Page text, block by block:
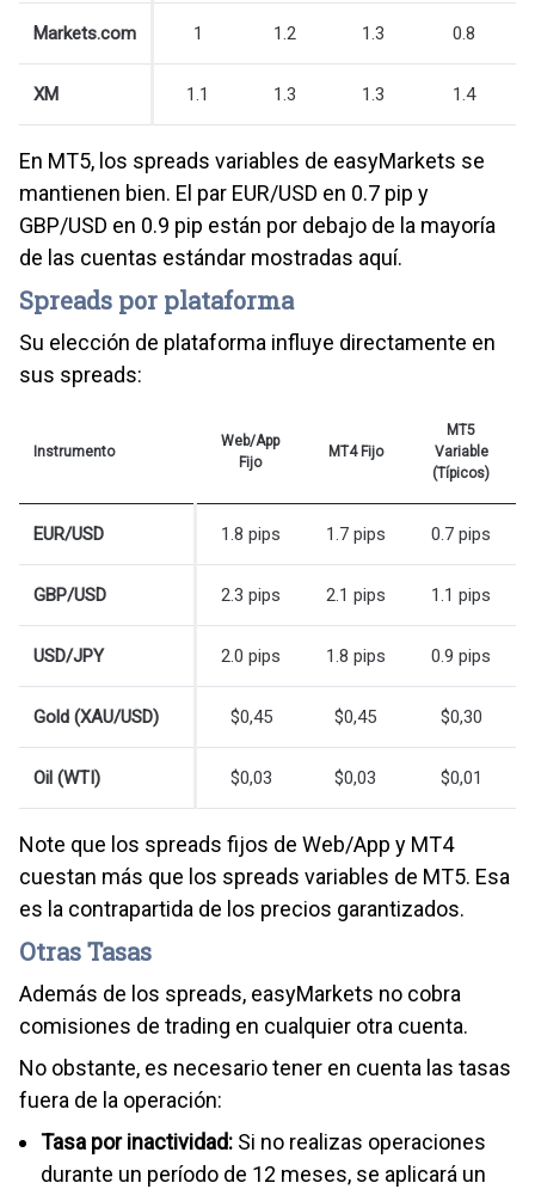
Markets.com 1 1.2 1.3 0.8
XM 1.1 1.3 1.3 1.4
En MT5, los spreads variables de easyMarkets se
mantienen bien. El par EUR/USD en 0.7 pip y
GBP/USD en 0.9 pip están por debajo de la mayoría
de las cuentas estándar mostradas aquí.
Spreads por plataforma
Su elección de plataforma influye directamente en
sus spreads:
Instrumento
Web/App
Fijo
MT4 Fijo
MT5
Variable
(Típicos)
EUR/USD 1.8 pips 1.7 pips 0.7 pips
GBP/USD 2.3 pips 2.1 pips 1.1 pips
USD/JPY 2.0 pips 1.8 pips 0.9 pips
Gold (XAU/USD) $0,45 $0,45 $0,30
Oil (WTI) $0,03 $0,03 $0,01
Note que los spreads fijos de Web/App y MT4
cuestan más que los spreads variables de MT5. Esa
es la contrapartida de los precios garantizados.
Otras Tasas
Además de los spreads, easyMarkets no cobra
comisiones de trading en cualquier otra cuenta.
No obstante, es necesario tener en cuenta las tasas
fuera de la operación:
Tasa por inactividad: Si no realizas operaciones
durante un período de 12 meses, se aplicará un